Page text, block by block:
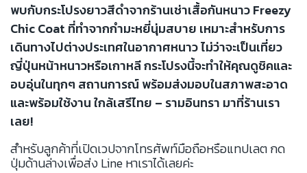
พบกับกระโปรงยาวสีดำจากร้านเช่าเสื้อกันหนาว Freezy
Chic Coat ที่ทำจากกำมะหยี่นุ่มสบาย เหมาะสำหรับการ
เดินทางไปต่างประเทศในอากาศหนาว ไม่ว่าจะเป็นเที่ยว
ญี่ปุ่นหน้าหนาวหรือเกาหลี กระโปรงนี้จะทำให้คุณดูชิคและ
อบอุ่นในทุกๆ สถานการณ์ พร้อมส่งมอบในสภาพสะอาด
และพร้อมใช้งาน ใกล้เสรีไทย – รามอินทรา มาที่ร้านเรา
เลย!
สำหรับลูกค้าที่เปิดเวปจากโทรศัพท์มือถือหรือแทปเลต กด
ปุ่มด้านล่างเพื่อส่ง Line หาเราได้เลยค่ะ